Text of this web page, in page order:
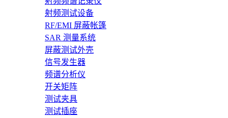
射频测试设备
RF/EMI 屏蔽帐篷
SAR 测量系统
屏蔽测试外壳
信号发生器
频谱分析仪
开关矩阵
测试夹具
测试插座